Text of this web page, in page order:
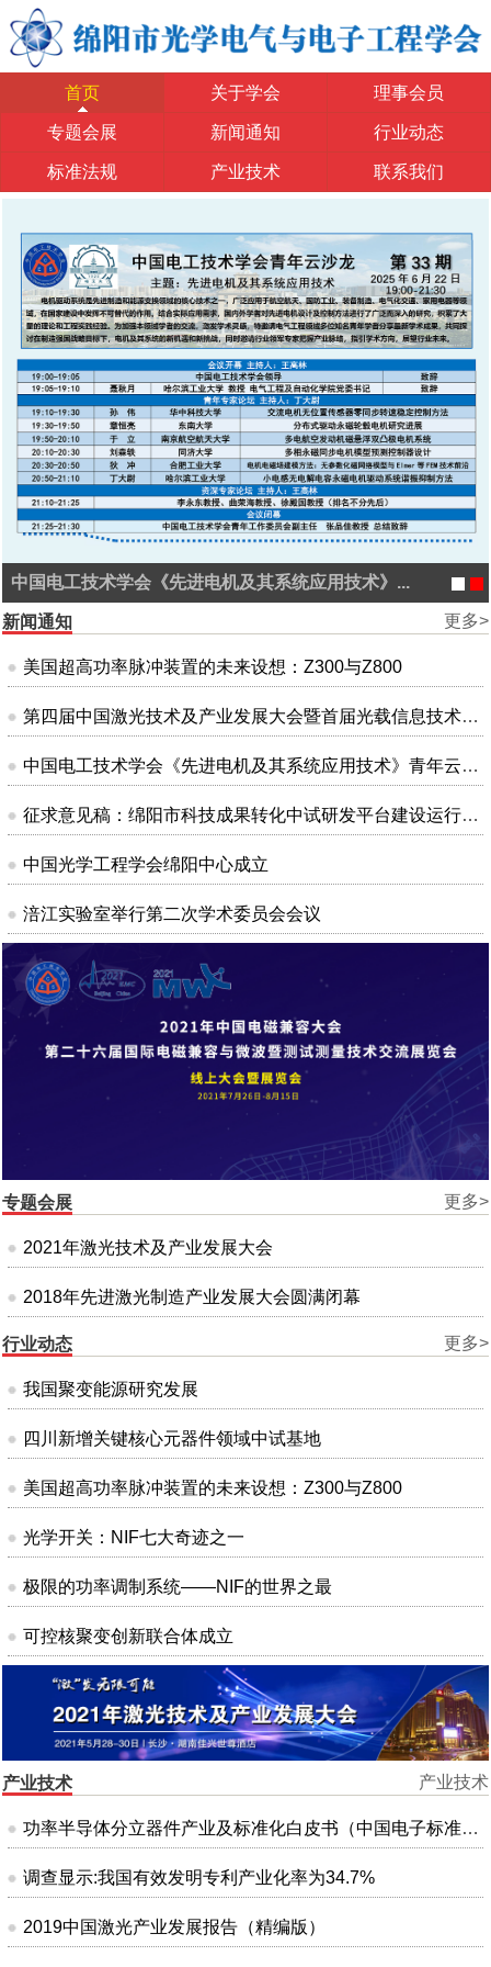
首页 关于学会 理事会员
专题会展 新闻通知 行业动态
标准法规 产业技术 联系我们
中国电工技术学会《先进电机及其系统应用技术》...
更多>
新闻通知
美国超高功率脉冲装置的未来设想：Z300与Z800
第四届中国激光技术及产业发展大会暨首届光载信息技术大会
中国电工技术学会《先进电机及其系统应用技术》青年云沙龙会议
征求意见稿：绵阳市科技成果转化中试研发平台建设运行管理办法（试行）
中国光学工程学会绵阳中心成立
涪江实验室举行第二次学术委员会会议
更多>
专题会展
2021年激光技术及产业发展大会
2018年先进激光制造产业发展大会圆满闭幕
更多>
行业动态
我国聚变能源研究发展
四川新增关键核心元器件领域中试基地
美国超高功率脉冲装置的未来设想：Z300与Z800
光学开关：NIF七大奇迹之一
极限的功率调制系统——NIF的世界之最
可控核聚变创新联合体成立
产业技术
产业技术
功率半导体分立器件产业及标准化白皮书（中国电子标准化研究院）
调查显示:我国有效发明专利产业化率为34.7%
2019中国激光产业发展报告（精编版）